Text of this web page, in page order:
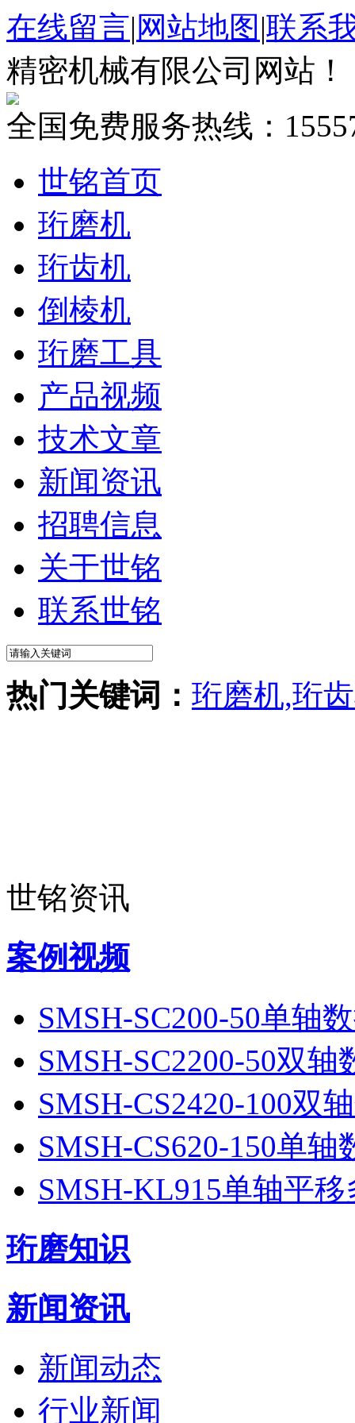
在线留言| 网站地图 |联系
精密机械有限公司网站！
全国免费服务热线：
世铭首页
珩磨机
珩齿机
倒棱机
珩磨工具
产品视频
技术文章
新闻资讯
招聘信息
关于世铭
联系世铭
热门关键词： 珩磨机,珩
世铭资讯
案例视频
SMSH-SC200-50单轴
SMSH-SC2200-50双轴
SMSH-CS2420-100双
SMSH-CS620-150单
SMSH-KL915单轴平
珩磨知识
新闻资讯
新闻动态
行业新闻